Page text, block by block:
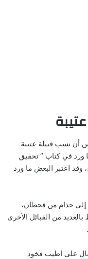
أن نسب قبيلة عتيبة
ورد في كتاب ” تحقيق
وقد اعتبر البعض ما ورد
إلى جذام من قحطان،
من القبائل الأخرى
على اطيب فخوذ